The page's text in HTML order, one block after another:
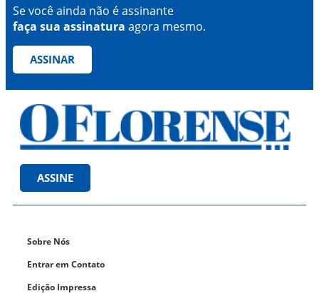
Se você ainda não é assinante
faça sua assinatura agora mesmo.
ASSINAR
ASSINE
Sobre Nós
Entrar em Contato
Edição Impressa